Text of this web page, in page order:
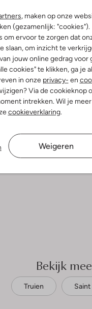
, maken op onze
(gezamenlijk: "cookies").
om ervoor te zorgen dat
slaan, om inzicht te
jouw online gedrag
cookies" te klikken, ga je
in onze privacy- en
Via de cookieknop
intrekken. Wil je
cookieverklaring.
Weigeren
&
Bekijk
Truien